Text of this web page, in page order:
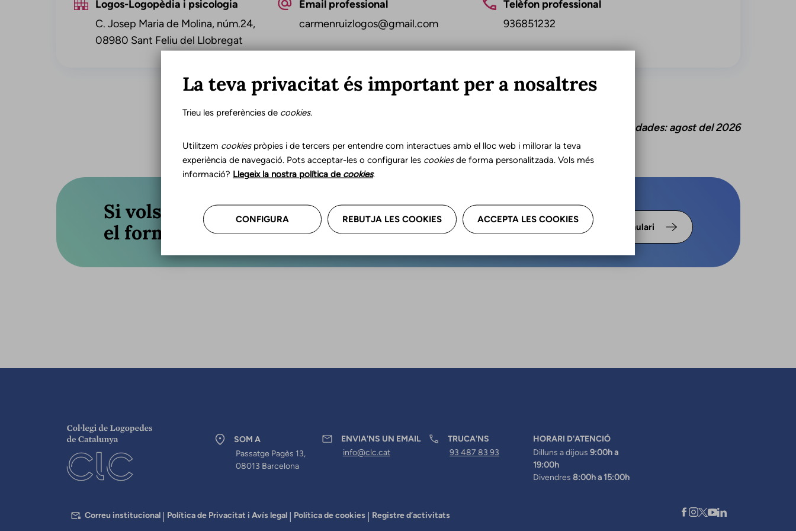
Logos-Logopèdia i psicologia
C. Josep Maria de Molina, núm.24,
08980 Sant Feliu del Llobregat
Email professional
carmenruizlogos@gmail.com
Telèfon professional
936851232
Última actualització d'aquestes dades: agost del 2026
Si vols actualitzar les teves dades professionals omple
el formulari o truca'ns.
Formulari
SOM A
Passatge Pagès 13,
08013 Barcelona
ENVIA'NS UN EMAIL
info@clc.cat
TRUCA'NS
93 487 83 93
HORARI D'ATENCIÓ
Dilluns a dijous 9:00h a
19:00h
Divendres 8:00h a 15:00h
PEUCorreu institucional Política de Privacitat i Avís legal Política de cookies Registre d’activitats
La teva privacitat és important per a nosaltres
Trieu les preferències de cookies.
Utilitzem cookiespròpies i de tercers per entendre com interactues amb el lloc web i millorar la teva
experiència de navegació. Pots acceptar-les o configurar les cookiesde forma personalitzada. Vols més
informació? Llegeix la nostra política de cookies.
CONFIGURA REBUTJA LES COOKIES ACCEPTA LES COOKIES